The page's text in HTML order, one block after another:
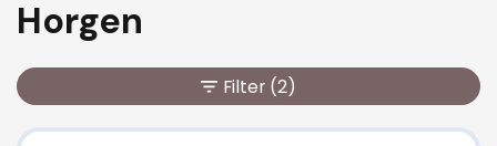
Horgen
Filter (2)